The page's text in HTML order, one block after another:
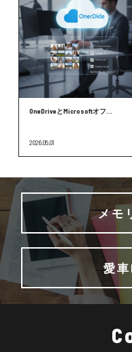
OneDriveとMicrosoftオフ...
2026.05.01
メモ
愛